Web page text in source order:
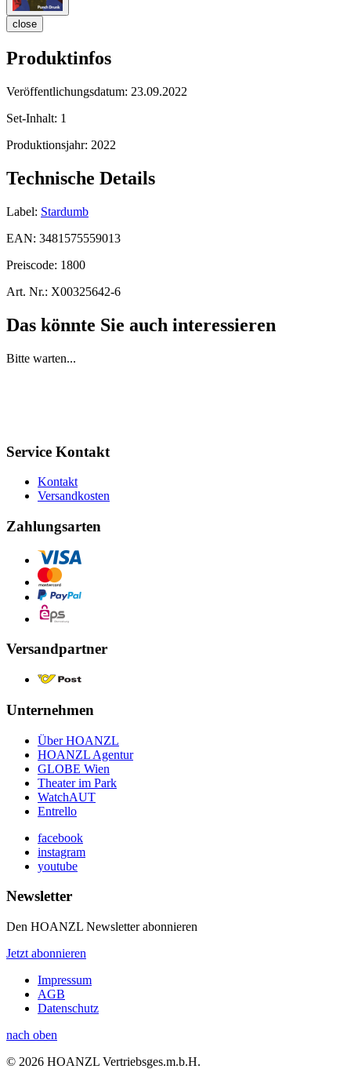
close
Produktinfos
Veröffentlichungsdatum: 23.09.2022
Set-Inhalt: 1
Produktionsjahr: 2022
Technische Details
Label: Stardumb
EAN: 3481575559013
Preiscode: 1800
Art. Nr.: X00325642-6
Das könnte Sie auch interessieren
Bitte warten...
Service Kontakt
Kontakt
Versandkosten
Zahlungsarten
Versandpartner
Unternehmen
Über HOANZL
HOANZL Agentur
GLOBE Wien
Theater im Park
WatchAUT
Entrello
facebook
instagram
youtube
Newsletter
Den HOANZL Newsletter abonnieren
Jetzt abonnieren
Impressum
AGB
Datenschutz
nach oben
© 2026 HOANZL Vertriebsges.m.b.H.